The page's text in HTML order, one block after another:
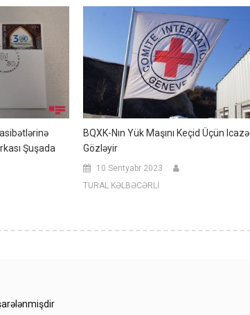
Şuşada
BQXK-Nın Yük Maşını Keçid Üçün Icazə
Gözləyir
10 Sentyabr 2023
TURAL KƏLBƏCƏRLİ